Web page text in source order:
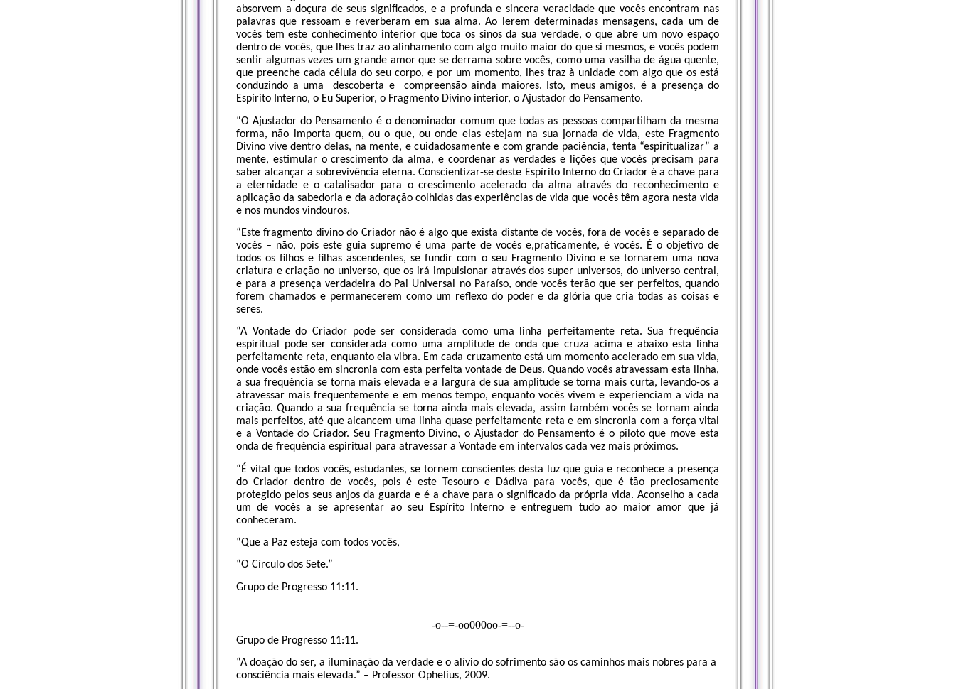
absorvem a doçura de seus significados, e a profunda e sincera veracidade que vocês encontram nas
palavras que ressoam e reverberam em sua alma. Ao lerem determinadas mensagens, cada um de
vocês tem este conhecimento interior que toca os sinos da sua verdade, o que abre um novo espaço
dentro de vocês, que lhes traz ao alinhamento com algo muito maior do que si mesmos, e vocês podem
sentir algumas vezes um grande amor que se derrama sobre vocês, como uma vasilha de água quente,
que preenche cada célula do seu corpo, e por um momento, lhes traz à unidade com algo que os está
conduzindo a uma descoberta e compreensão ainda maiores. Isto, meus amigos, é a presença do
Espírito Interno, o Eu Superior, o Fragmento Divino interior, o Ajustador do Pensamento.
“O Ajustador do Pensamento é o denominador comum que todas as pessoas compartilham da mesma
forma, não importa quem, ou o que, ou onde elas estejam na sua jornada de vida, este Fragmento
Divino vive dentro delas, na mente, e cuidadosamente e com grande paciência, tenta “espiritualizar” a
mente, estimular o crescimento da alma, e coordenar as verdades e lições que vocês precisam para
saber alcançar a sobrevivência eterna. Conscientizar-se deste Espírito Interno do Criador é a chave para
a eternidade e o catalisador para o crescimento acelerado da alma através do reconhecimento e
aplicação da sabedoria e da adoração colhidas das experiências de vida que vocês têm agora nesta vida
e nos mundos vindouros.
“Este fragmento divino do Criador não é algo que exista distante de vocês, fora de vocês e separado de
vocês – não, pois este guia supremo é uma parte de vocês e,praticamente, é vocês. É o objetivo de
todos os filhos e filhas ascendentes, se fundir com o seu Fragmento Divino e se tornarem uma nova
criatura e criação no universo, que os irá impulsionar através dos super universos, do universo central,
e para a presença verdadeira do Pai Universal no Paraíso, onde vocês terão que ser perfeitos, quando
forem chamados e permanecerem como um reflexo do poder e da glória que cria todas as coisas e
seres.
“A Vontade do Criador pode ser considerada como uma linha perfeitamente reta. Sua frequência
espiritual pode ser considerada como uma amplitude de onda que cruza acima e abaixo esta linha
perfeitamente reta, enquanto ela vibra. Em cada cruzamento está um momento acelerado em sua vida,
onde vocês estão em sincronia com esta perfeita vontade de Deus. Quando vocês atravessam esta linha,
a sua frequência se torna mais elevada e a largura de sua amplitude se torna mais curta, levando-os a
atravessar mais frequentemente e em menos tempo, enquanto vocês vivem e experienciam a vida na
criação. Quando a sua frequência se torna ainda mais elevada, assim também vocês se tornam ainda
mais perfeitos, até que alcancem uma linha quase perfeitamente reta e em sincronia com a força vital
e a Vontade do Criador. Seu Fragmento Divino, o Ajustador do Pensamento é o piloto que move esta
onda de frequência espiritual para atravessar a Vontade em intervalos cada vez mais próximos.
“É vital que todos vocês, estudantes, se tornem conscientes desta luz que guia e reconhece a presença
do Criador dentro de vocês, pois é este Tesouro e Dádiva para vocês, que é tão preciosamente
protegido pelos seus anjos da guarda e é a chave para o significado da própria vida. Aconselho a cada
um de vocês a se apresentar ao seu Espírito Interno e entreguem tudo ao maior amor que já
conheceram.
“Que a Paz esteja com todos vocês,
“O Círculo dos Sete.”
Grupo de Progresso 11:11.
-o--=-oo000oo-=--o-
Grupo de Progresso 11:11.
“A doação do ser, a iluminação da verdade e o alívio do sofrimento são os caminhos mais nobres para a
consciência mais elevada.” – Professor Ophelius, 2009.